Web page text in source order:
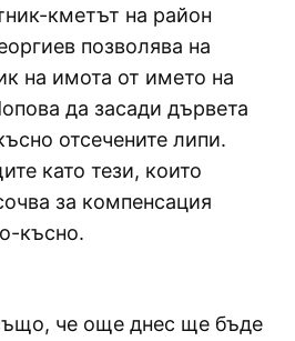
кметът на район
позволява на
на имота от името на
да засади дървета
отсечените липи.
като тези, които
за компенсация
късно.
че още днес ще бъде